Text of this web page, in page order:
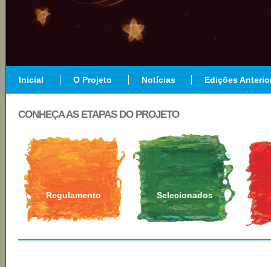
Inicial O Projeto Notícias Edições
CONHEÇA AS ETAPAS DO PROJETO
Regulamento Selecionados